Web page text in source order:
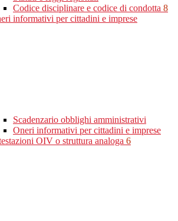
Codice disciplinare e codice di condotta 8
informativi per cittadini e imprese
Scadenzario obblighi amministrativi
Oneri informativi per cittadini e imprese
OIV o struttura analoga 6